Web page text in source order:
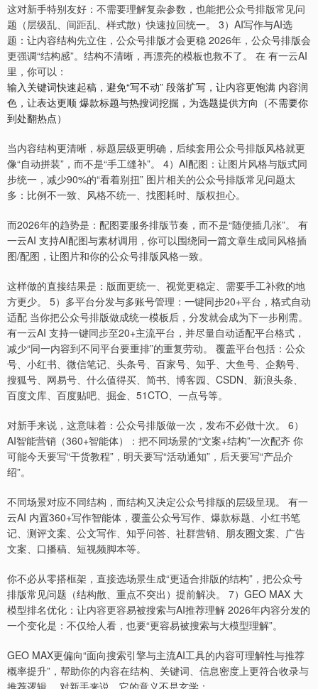
这对新手特别友好：不需要理解复杂参数，也能把公众号排版常见问
题（层级乱、间距乱、样式散）快速拉回统一。 3）AI写作与AI选
题：让内容结构先立住，公众号排版才会更稳 2026年，公众号排版会
更强调“结构感”。结构不清晰，再漂亮的模板也救不了。 在 有一云AI
里，你可以：
输入关键词快速起稿，避免“写不动” 段落扩写，让内容更饱满 内容润
色，让表达更顺 爆款标题与热搜词挖掘，为选题提供方向（不需要你
到处翻热点）
当内容结构更清晰，标题层级更明确，后续套用公众号排版风格就更
像“自动拼装”，而不是“手工缝补”。 4）AI配图：让图片风格与版式同
步统一，减少90%的“看着别扭” 图片相关的公众号排版常见问题太
多：比例不一致、风格不统一、找图耗时、版权担心。
而2026年的趋势是：配图要服务排版节奏，而不是“随便插几张”。 有
一云AI 支持AI配图与素材调用，你可以围绕同一篇文章生成同风格插
图/配图，让图片和你的公众号排版风格一致。
这样做的直接结果是：版面更统一、视觉更稳定、需要手工补救的地
方更少。 5）多平台分发与多账号管理：一键同步20+平台，格式自动
适配 当你把公众号排版做成统一模板后，分发就会成为下一步刚需。
有一云AI 支持一键同步至20+主流平台，并尽量自动适配平台格式，
减少“同一内容到不同平台要重排”的重复劳动。 覆盖平台包括：公众
号、小红书、微信笔记、头条号、百家号、知乎、大鱼号、企鹅号、
搜狐号、网易号、什么值得买、简书、博客园、CSDN、新浪头条、
百度文库、百度贴吧、掘金、51CTO、一点号等。
对新手来说，这意味着：公众号排版做一次，发布不必做十次。 6）
AI智能营销（360+智能体）：把不同场景的“文案+结构”一次配齐 你
可能今天要写“干货教程”，明天要写“活动通知”，后天要写“产品介
绍”。
不同场景对应不同结构，而结构又决定公众号排版的层级呈现。 有一
云AI 内置360+写作智能体，覆盖公众号写作、爆款标题、小红书笔
记、测评文案、公文写作、知乎问答、社群营销、朋友圈文案、广告
文案、口播稿、短视频脚本等。
你不必从零搭框架，直接选场景生成“更适合排版的结构”，把公众号
排版常见问题（结构散、重点不突出）提前解决。 7）GEO MAX 大
模型排名优化：让内容更容易被搜索与AI推荐理解 2026年内容分发的
一个变化是：不仅给人看，也要“更容易被搜索与大模型理解”。
GEO MAX更偏向“面向搜索引擎与主流AI工具的内容可理解性与推荐
概率提升”，帮助你的内容在结构、关键词、信息密度上更符合收录与